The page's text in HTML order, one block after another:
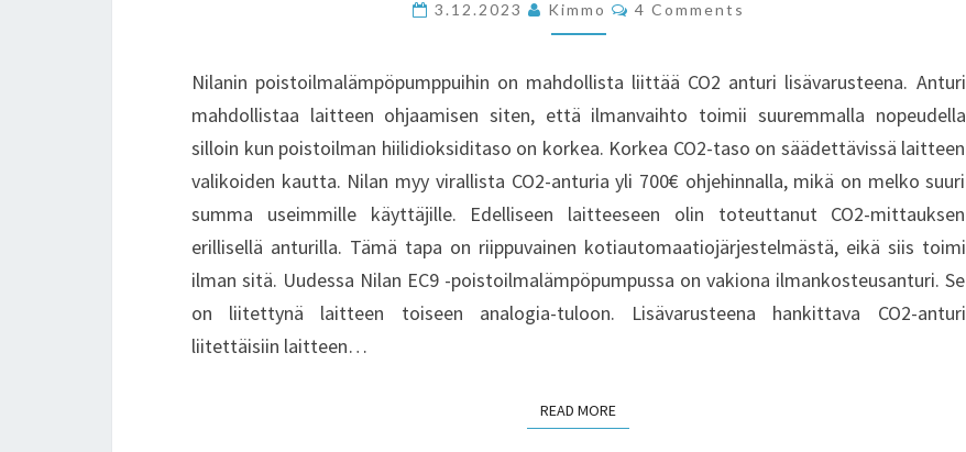
3.12.2023 Kimmo Comments
4 Comments
Nilanin poistoilmalämpöpumppuihin on mahdollista liittää CO2 anturi lisävarusteena. Anturi
mahdollistaa laitteen ohjaamisen siten, että ilmanvaihto toimii suuremmalla nopeudella
silloin kun poistoilman hiilidioksiditaso on korkea. Korkea CO2-taso on säädettävissä laitteen
valikoiden kautta. Nilan myy virallista CO2-anturia yli 700€ ohjehinnalla, mikä on melko suuri
summa useimmille käyttäjille. Edelliseen laitteeseen olin toteuttanut CO2-mittauksen
erillisellä anturilla. Tämä tapa on riippuvainen kotiautomaatiojärjestelmästä, eikä siis toimi
ilman sitä. Uudessa Nilan EC9 -poistoilmalämpöpumpussa on vakiona ilmankosteusanturi. Se
on liitettynä laitteen toiseen analogia-tuloon. Lisävarusteena hankittava CO2-anturi
liitettäisiin laitteen…
READ MOREREAD MORE